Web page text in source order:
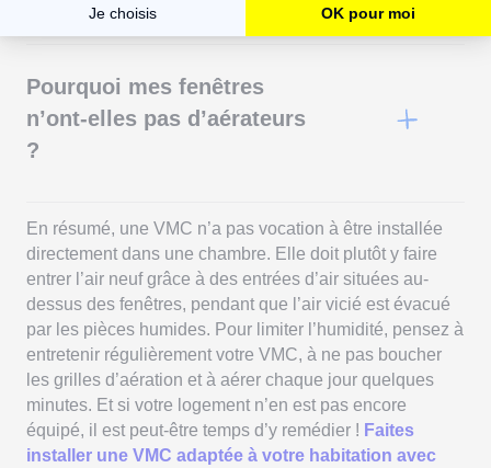
moisissures. Une entrée d’air et un renouvellement
constant sont essentiels, même la nuit.
Pourquoi mes fenêtres
n’ont-elles pas d’aérateurs
?
d’air sont nécessaires pour que la VMC fonctionne
correctement. Si vos fenêtres n’en ont pas, il est
possible d’en faire poser ou de créer une entrée d’air
dans le mur. Parlez-en à un professionnel.
En résumé, une VMC n’a pas vocation à être installée
directement dans une chambre. Elle doit plutôt y faire
entrer l’air neuf grâce à des entrées d’air situées au-
dessus des fenêtres, pendant que l’air vicié est évacué
par les pièces humides. Pour limiter l’humidité, pensez à
entretenir régulièrement votre VMC, à ne pas boucher
les grilles d’aération et à aérer chaque jour quelques
minutes. Et si votre logement n’en est pas encore
équipé, il est peut-être temps d’y remédier ! Faites
installer une VMC adaptée à votre habitation avec